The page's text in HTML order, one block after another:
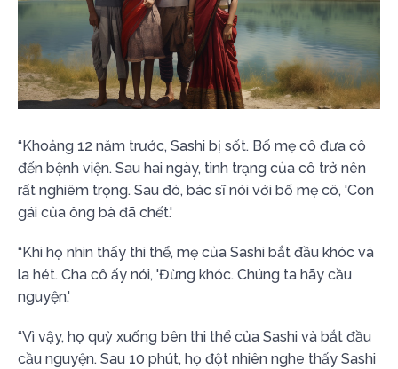
“Khoảng 12 năm trước, Sashi bị sốt. Bố mẹ cô đưa cô
đến bệnh viện. Sau hai ngày, tình trạng của cô trở nên
rất nghiêm trọng. Sau đó, bác sĩ nói với bố mẹ cô, 'Con
gái của ông bà đã chết.'
“Khi họ nhìn thấy thi thể, mẹ của Sashi bắt đầu khóc và
la hét. Cha cô ấy nói, 'Đừng khóc. Chúng ta hãy cầu
nguyện.'
“Vì vậy, họ quỳ xuống bên thi thể của Sashi và bắt đầu
cầu nguyện. Sau 10 phút, họ đột nhiên nghe thấy Sashi